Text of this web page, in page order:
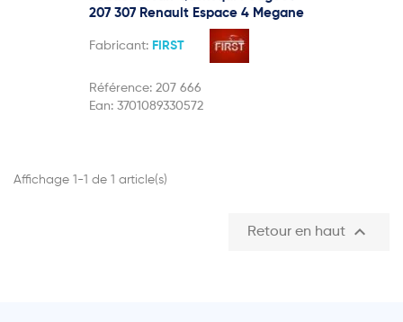
207 307 Renault Espace 4 Megane
Fabricant: FIRST
Référence: 207 666
Ean: 3701089330572
Affichage 1-1 de 1 article(s)
Retour en haut 